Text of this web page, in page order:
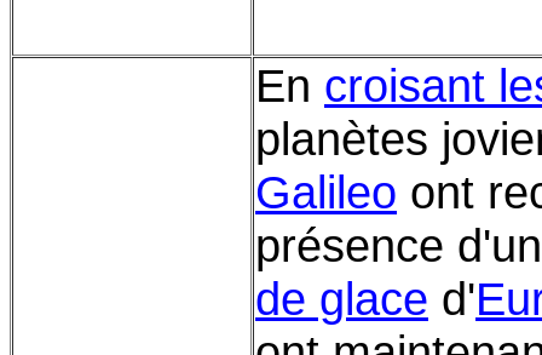
En croisant
planètes
Galileo ont
présence
de glace d'